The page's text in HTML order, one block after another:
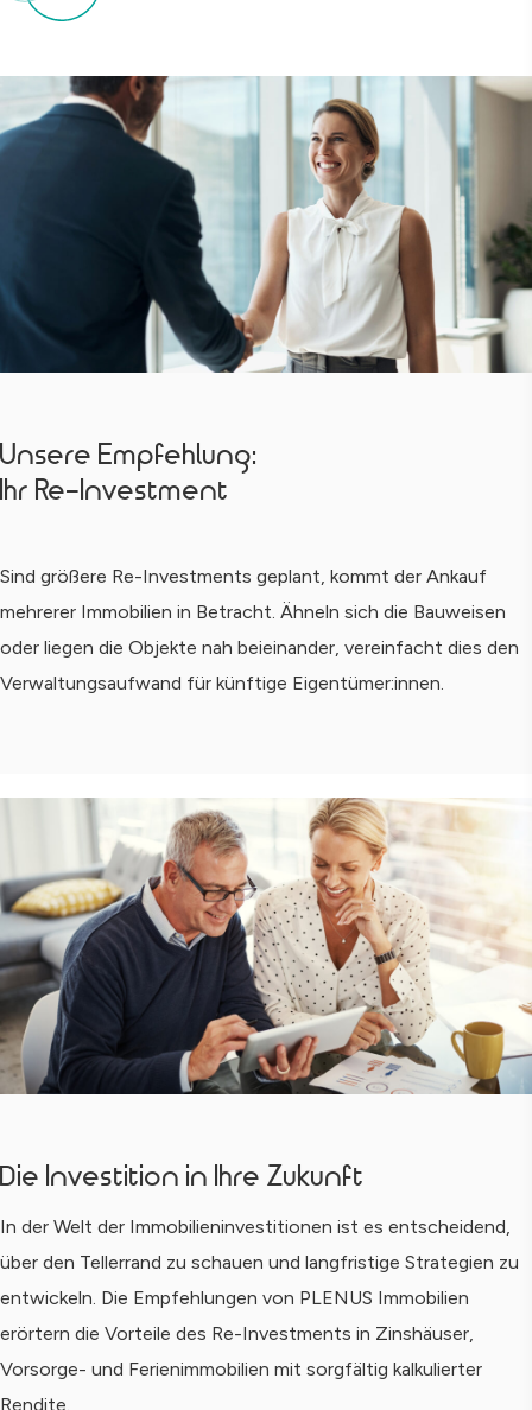
Unsere Empfehlung:
Ihr Re-Investment
Sind größere Re-Investments geplant, kommt der Ankauf
mehrerer Immobilien in Betracht. Ähneln sich die Bauweisen
oder liegen die Objekte nah beieinander, vereinfacht dies den
Verwaltungsaufwand für künftige Eigentümer:innen.
Die Investition in Ihre Zukunft
In der Welt der Immobilieninvestitionen ist es entscheidend,
über den Tellerrand zu schauen und langfristige Strategien zu
entwickeln. Die Empfehlungen von PLENUS Immobilien
erörtern die Vorteile des Re-Investments in Zinshäuser,
Vorsorge- und Ferienimmobilien mit sorgfältig kalkulierter
Rendite.